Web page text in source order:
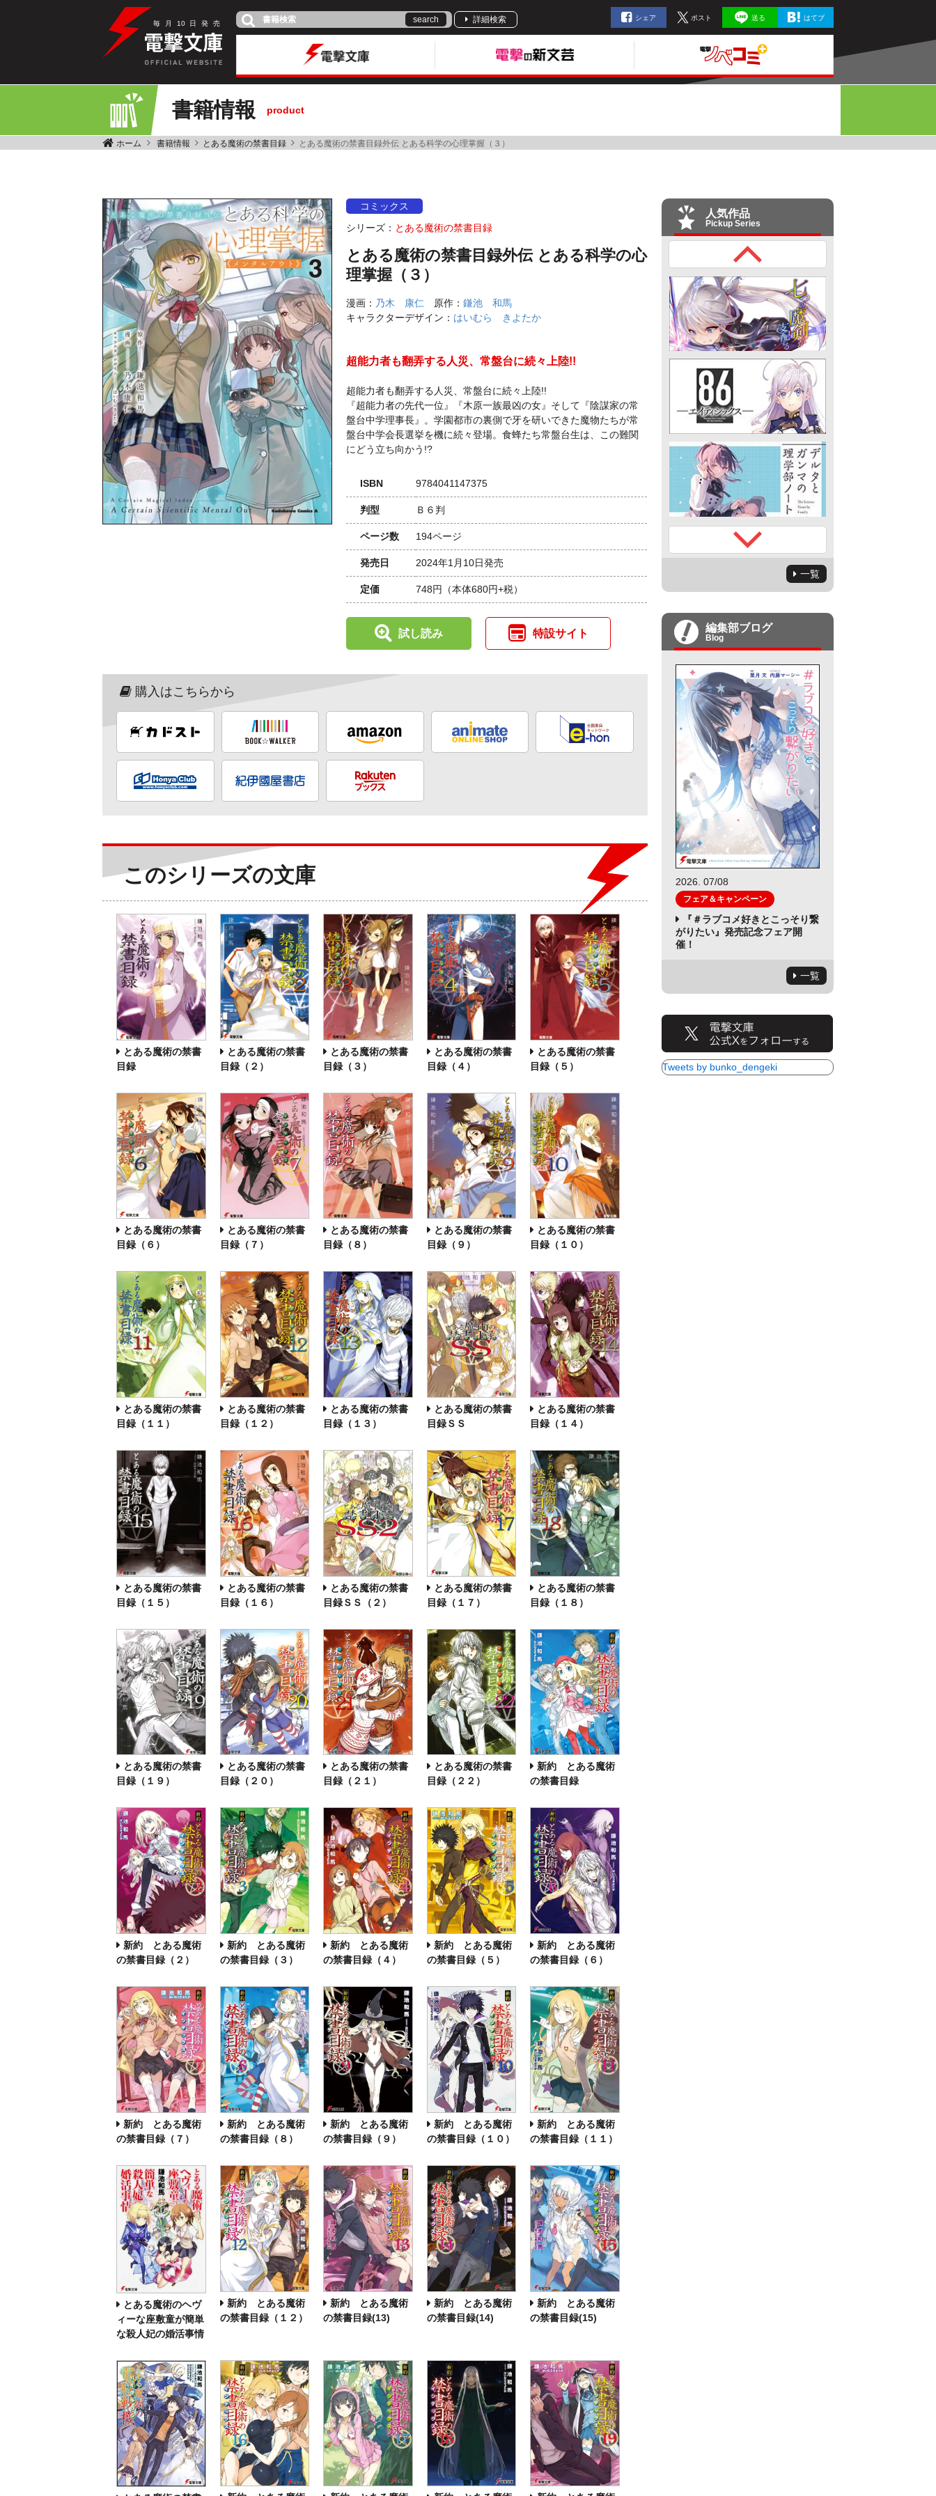
毎 月 10 日 発 売 search 詳細検索 シェア ポスト 送る はてブ
書籍情報 product
ホーム 書籍情報 とある魔術の禁書目録 とある魔術の禁書目録外伝 とある科学の心理掌握（３）
コミックス
シリーズ： とある魔術の禁書目録
とある魔術の禁書目録外伝 とある科学の心
理掌握（３）
漫画： 乃木 康仁 原作： 鎌池 和馬
キャラクターデザイン： はいむら きよたか
超能力者も翻弄する人災、常盤台に続々上陸!!
超能力者も翻弄する人災、常盤台に続々上陸!!
『超能力者の先代一位』『木原一族最凶の女』そして『陰謀家の常
盤台中学理事長』。学園都市の裏側で牙を研いできた魔物たちが常
盤台中学会長選挙を機に続々登場。食蜂たち常盤台生は、この難関
にどう立ち向かう!?
ISBN 9784041147375
判型 Ｂ６判
ページ数 194ページ
発売日 2024年1月10日発売
定価 748円 （本体680円+税）
試し読み 特設サイト
購入はこちらから
このシリーズの文庫
とある魔術の禁書
目録
とある魔術の禁書
目録（２）
とある魔術の禁書
目録（３）
とある魔術の禁書
目録（４）
とある魔術の禁書
目録（５）
とある魔術の禁書
目録（６）
とある魔術の禁書
目録（７）
とある魔術の禁書
目録（８）
とある魔術の禁書
目録（９）
とある魔術の禁書
目録（１０）
とある魔術の禁書
目録（１１）
とある魔術の禁書
目録（１２）
とある魔術の禁書
目録（１３）
とある魔術の禁書
目録ＳＳ
とある魔術の禁書
目録（１４）
とある魔術の禁書
目録（１５）
とある魔術の禁書
目録（１６）
とある魔術の禁書
目録ＳＳ（２）
とある魔術の禁書
目録（１７）
とある魔術の禁書
目録（１８）
とある魔術の禁書
目録（１９）
とある魔術の禁書
目録（２０）
とある魔術の禁書
目録（２１）
とある魔術の禁書
目録（２２）
新約 とある魔術
の禁書目録
新約 とある魔術
の禁書目録（２）
新約 とある魔術
の禁書目録（３）
新約 とある魔術
の禁書目録（４）
新約 とある魔術
の禁書目録（５）
新約 とある魔術
の禁書目録（６）
新約 とある魔術
の禁書目録（７）
新約 とある魔術
の禁書目録（８）
新約 とある魔術
の禁書目録（９）
新約 とある魔術
の禁書目録（１０）
新約 とある魔術
の禁書目録（１１）
とある魔術のヘヴ
ィーな座敷童が簡単
な殺人妃の婚活事情
新約 とある魔術
の禁書目録（１２）
新約 とある魔術
の禁書目録(13)
新約 とある魔術
の禁書目録(14)
新約 とある魔術
の禁書目録(15)
人気作品
Pickup Series
一覧
編集部ブログ
Blog
2026. 07/08
フェア＆キャンペーン
『＃ラブコメ好きとこっそり繋
がりたい』発売記念フェア開
催！
一覧
Tweets by bunko_dengeki